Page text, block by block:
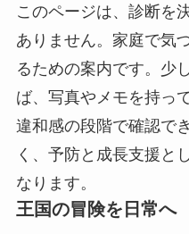
このページは、診断を
ありません。家庭で気
るための案内です。少
ば、写真やメモを持っ
違和感の段階で確認で
く、予防と成長支援と
なります。
王国の冒険を日常へ